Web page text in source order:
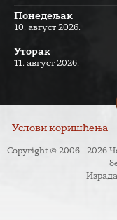
Понедељак
10. август 2026.
Уторак
11. август 2026.
Услови коришћења
Copyright © 2006 - 2026